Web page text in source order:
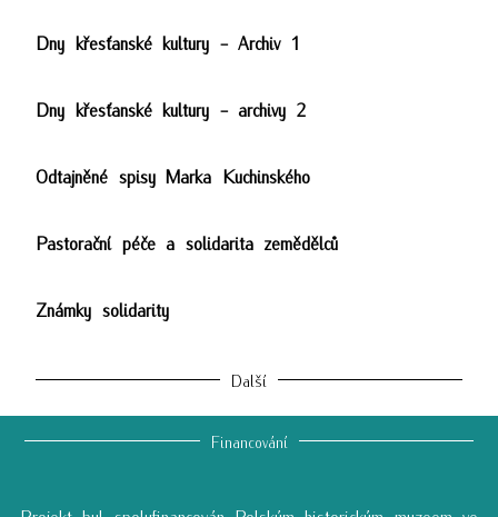
Dny křesťanské kultury - Archiv 1
Dny křesťanské kultury - archivy 2
Odtajněné spisy Marka Kuchinského
Pastorační péče a solidarita zemědělců
Známky solidarity
Další
Financování